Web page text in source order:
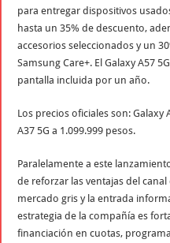
para entregar dispositivos
hasta un 35% de descuento,
accesorios seleccionados y un
Samsung Care+. El Galaxy A57
pantalla incluida por un año.
Los precios oficiales son: Galaxy
A37 5G a 1.099.999 pesos.
Paralelamente a este
de reforzar las ventajas del
mercado gris y la entrada
estrategia de la compañía es
financiación en cuotas,